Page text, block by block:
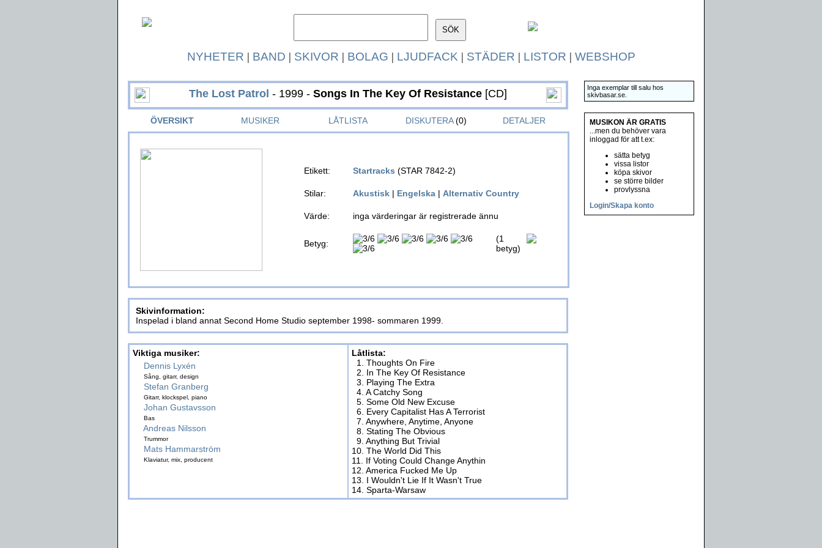
NYHETER | BAND | SKIVOR | BOLAG | LJUDFACK | STÄDER | LISTOR | WEBSHOP
The Lost Patrol - 1999 - Songs In The Key Of Resistance [CD]
ÖVERSIKT MUSIKER LÅTLISTA DISKUTERA(0) DETALJER
Etikett: Startracks (STAR 7842-2)
Stilar: Akustisk | Engelska | Alternativ Country
Värde: inga värderingar är registrerade ännu
Betyg:
(1
betyg)
Skivinformation:
Inspelad i bland annat Second Home Studio september 1998- sommaren 1999.
Viktiga musiker:
Dennis Lyxén
Sång, gitarr, design
Stefan Granberg
Gitarr, klockspel, piano
Johan Gustavsson
Bas
Andreas Nilsson
Trummor
Mats Hammarström
Klaviatur, mix, producent
Låtlista:
1. Thoughts On Fire
2. In The Key Of Resistance
3. Playing The Extra
4. A Catchy Song
5. Some Old New Excuse
6. Every Capitalist Has A Terrorist
7. Anywhere, Anytime, Anyone
8. Stating The Obvious
9. Anything But Trivial
10. The World Did This
11. If Voting Could Change Anythin
12. America Fucked Me Up
13. I Wouldn't Lie If It Wasn't True
14. Sparta-Warsaw
Inga exemplar till salu hos
skivbasar.se.
MUSIKON ÄR GRATIS
...men du behöver vara
inloggad för att t.ex:
sätta betyg
vissa listor
köpa skivor
se större bilder
provlyssna
Login/Skapa konto